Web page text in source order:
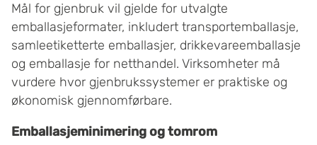
Mål for gjenbruk vil gjelde for utvalgte
emballasjeformater, inkludert transportemballasje,
samleetiketterte emballasjer, drikkevareemballasje
og emballasje for netthandel. Virksomheter må
vurdere hvor gjenbrukssystemer er praktiske og
økonomisk gjennomførbare.
Emballasjeminimering og tomrom